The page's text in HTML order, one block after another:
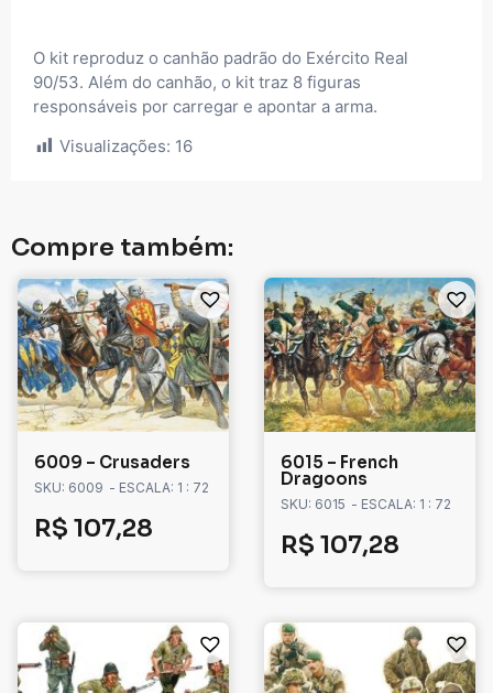
O kit reproduz o canhão padrão do Exército Real
90/53. Além do canhão, o kit traz 8 figuras
responsáveis ​​por carregar e apontar a arma.
Visualizações: 16
Compre também:
6009 – Crusaders
SKU: 6009 - ESCALA: 1 : 72
R$ 107,28
6015 – French
Dragoons
SKU: 6015 - ESCALA: 1 : 72
R$ 107,28